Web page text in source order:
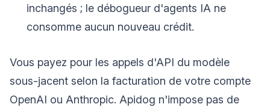
inchangés ; le débogueur d'agents IA ne
consomme aucun nouveau crédit.
Vous payez pour les appels d'API du modèle
sous-jacent selon la facturation de votre compte
OpenAI ou Anthropic. Apidog n'impose pas de